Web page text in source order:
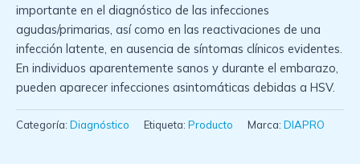
importante en el diagnóstico de las infecciones
agudas/primarias, así como en las reactivaciones de una
infección latente, en ausencia de síntomas clínicos evidentes.
En individuos aparentemente sanos y durante el embarazo,
pueden aparecer infecciones asintomáticas debidas a HSV.
Categoría: Diagnóstico Etiqueta: Producto Marca: DIAPRO